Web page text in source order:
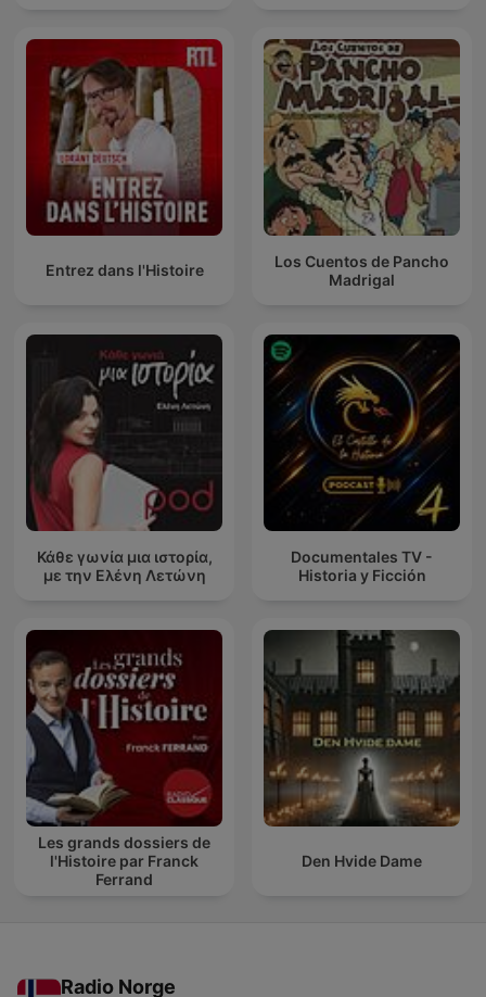
Entrez dans l'Histoire
Los Cuentos de Pancho
Madrigal
Κάθε γωνία μια ιστορία,
με την Ελένη Λετώνη
Documentales TV -
Historia y Ficción
Les grands dossiers de
l'Histoire par Franck
Ferrand
Den Hvide Dame
Radio Norge